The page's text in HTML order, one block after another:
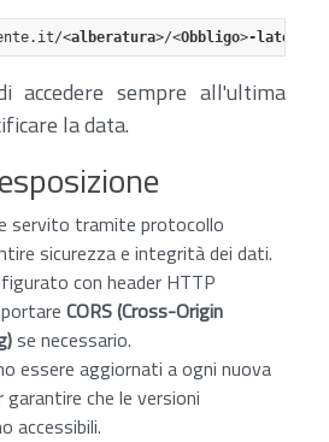
.it/<alberatura>/<Obbligo>-latest
accedere sempre all'ultima
la data.
servito tramite protocollo
sicurezza e integrità dei dati.
con header HTTP
CORS (Cross-Origin
se necessario.
essere aggiornati a ogni nuova
garantire che le versioni
accessibili.